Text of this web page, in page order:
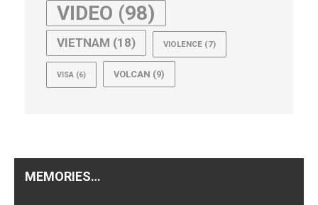
VIDEO (98)
VIETNAM (18) VIOLENCE (7)
VISA (6) VOLCAN (9)
MEMORIES…